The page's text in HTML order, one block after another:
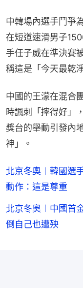
中韓場內選手鬥爭
在短道速滑男子
手任子威在準決賽
稱這是「今天最乾
中國的王濛在混合
時諷刺「摔得好」
獎台的舉動引發內
神」。
北京冬奧︱韓國選
動作：這是尊重
北京冬奧︱中國首
倒自己也遭殃